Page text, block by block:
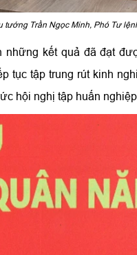
tướng Trần Ngọc Minh, Phó Tư
những kết quả đã đạt
tục tập trung rút kinh
hội nghị tập huấn